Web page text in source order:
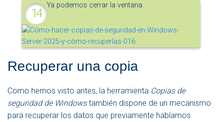
Ya podemos cerrar la ventana.
Recuperar una copia
Como hemos visto antes, la herramienta Copias de
seguridad de Windowstambién dispone de un mecanismo
para recuperar los datos que previamente habíamos